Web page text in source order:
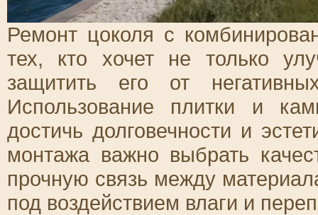
Ремонт цоколя с
тех, кто хочет не только
защитить его от
Использование плитки и
достичь долговечности и
монтажа важно выбрать
прочную связь между
под воздействием влаги и